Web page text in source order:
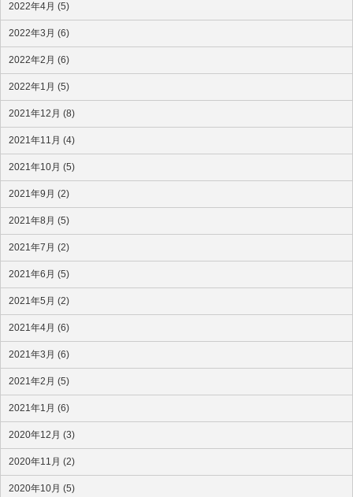
2022年4月 (5)
2022年3月 (6)
2022年2月 (6)
2022年1月 (5)
2021年12月 (8)
2021年11月 (4)
2021年10月 (5)
2021年9月 (2)
2021年8月 (5)
2021年7月 (2)
2021年6月 (5)
2021年5月 (2)
2021年4月 (6)
2021年3月 (6)
2021年2月 (5)
2021年1月 (6)
2020年12月 (3)
2020年11月 (2)
2020年10月 (5)